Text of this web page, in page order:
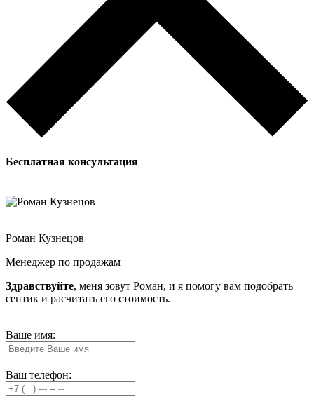
Бесплатная консультация
Роман Кузнецов
Менеджер по продажам
Здравствуйте, меня зовут Роман, и я помогу вам подобрать
септик и расчитать его стоимость.
Ваше имя:
Ваш телефон: